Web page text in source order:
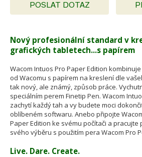
POSLAT DOTAZ
Nový profesionální standard v
grafických tabletech...s papírem
Wacom Intuos Pro Paper Edition
od Wacomu s papírem na kreslení dle
tak nový, ale známý, způsob práce.
speciálním perem Finetip Pen. Wacom
zachytí každý tah a vy budete moci
oblíbeném softwaru. Anebo připojte
Paper Edition ke svému počítači a pracujte
svého výběru s použitím pera Wacom Pro
Live. Dare. Create.